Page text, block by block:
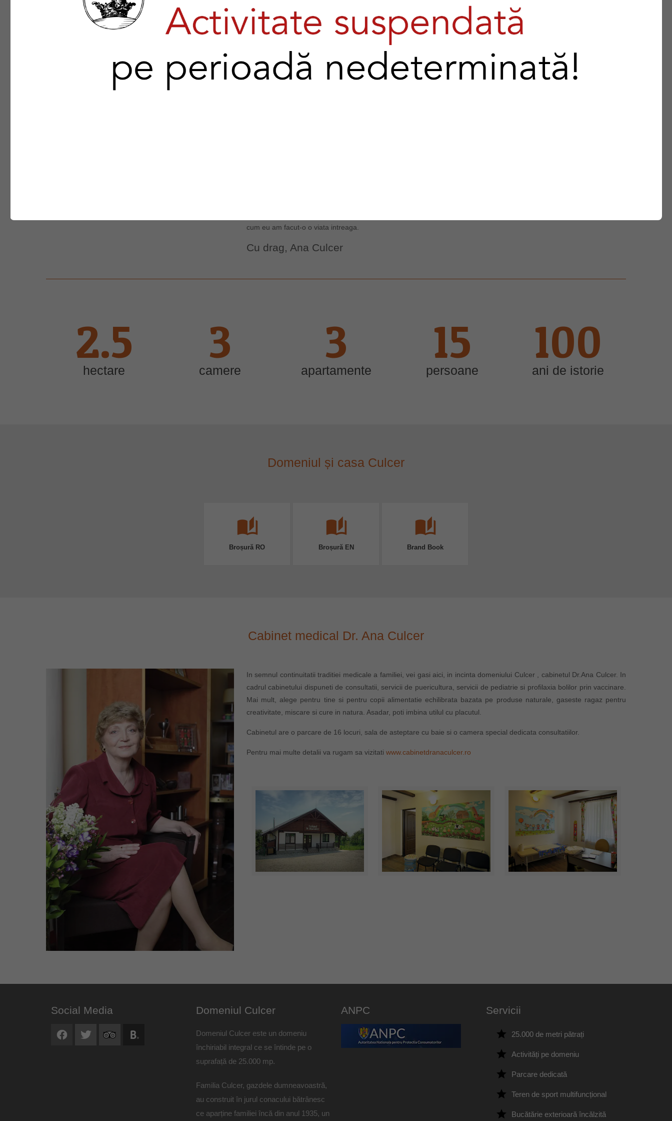
Domeniul Culcer astăzi
cum eu am facut-o o viata intreaga.
Cu drag, Ana Culcer
2.5
hectare
3
camere
3
apartamente
15
persoane
100
ani de istorie
Domeniul și casa Culcer
auto_stories
Broșură RO
auto_stories
Broșură EN
auto_stories
Brand Book
Cabinet medical Dr. Ana Culcer
In semnul continuitatii traditiei medicale a familiei, vei gasi aici, in incinta domeniului Culcer , cabinetul Dr.Ana Culcer. In
cadrul cabinetului dispuneti de consultatii, servicii de puericultura, servicii de pediatrie si profilaxia bolilor prin vaccinare.
Mai mult, alege pentru tine si pentru copii alimentatie echilibrata bazata pe produse naturale, gaseste ragaz pentru
creativitate, miscare si cure in natura. Asadar, poti imbina utilul cu placutul.
Cabinetul are o parcare de 16 locuri, sala de asteptare cu baie si o camera special dedicata consultatiilor.
Pentru mai multe detalii va rugam sa vizitati www.cabinetdranaculcer.ro
Social Media Domeniul Culcer
Domeniul Culcer este un domeniu
închiriabil integral ce se întinde pe o
suprafață de 25.000 mp.
Familia Culcer, gazdele dumneavoastră,
au construit în jurul conacului bătrânesc
ce aparține familiei încă din anul 1935, un
ANPC Servicii
25.000 de metri pătrați
Activități pe domeniu
Parcare dedicată
Teren de sport multifuncțional
Bucătărie exterioară încălzită